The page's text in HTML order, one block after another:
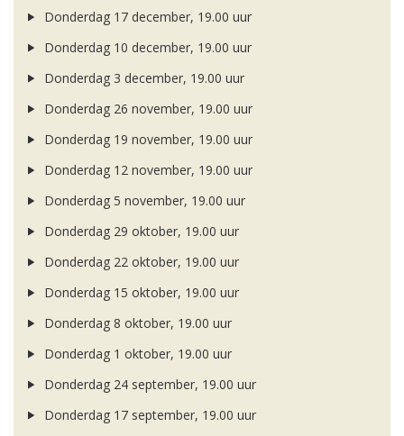
Donderdag 17 december, 19.00 uur
Donderdag 10 december, 19.00 uur
Donderdag 3 december, 19.00 uur
Donderdag 26 november, 19.00 uur
Donderdag 19 november, 19.00 uur
Donderdag 12 november, 19.00 uur
Donderdag 5 november, 19.00 uur
Donderdag 29 oktober, 19.00 uur
Donderdag 22 oktober, 19.00 uur
Donderdag 15 oktober, 19.00 uur
Donderdag 8 oktober, 19.00 uur
Donderdag 1 oktober, 19.00 uur
Donderdag 24 september, 19.00 uur
Donderdag 17 september, 19.00 uur